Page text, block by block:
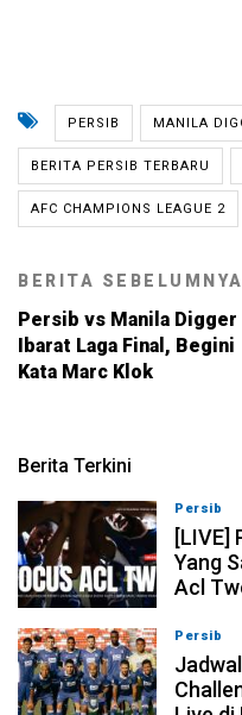
PERSIB MANILA
BERITA PERSIB TERBARU
AFC CHAMPIONS LEAGUE 2
BERITA SEBELUMNYA
Persib vs Manila Digger
Ibarat Laga Final, Begini
Kata Marc Klok
Berita Terkini
Persib
[LIVE]
Yang
Acl
Persib